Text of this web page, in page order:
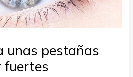
unas pestañas
fuertes